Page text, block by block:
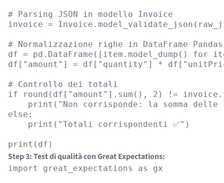
# Parsing JSON in modello Invoice
invoice =
# Normalizzazione righe in DataFrame Pandas
df = pd.DataFrame([item.model_dump()
df["amount"] = df["quantity"] *
# Controllo dei totali
if round(df["amount"].sum(), 2) !=
print("Non corrisponde: la somma
else:
    print("Totali corrispondenti ✅")
Step 3: Test di qualità con Great Expectations:
import great_expectations as gx